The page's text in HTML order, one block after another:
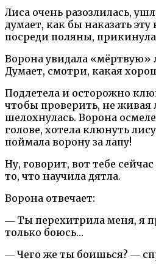
Лиса очень разозлилась,
думает, как бы наказать эту
посреди поляны,
Ворона увидала «мёртвую»
Думает, смотри, какая
Подлетела и осторожно
чтобы проверить, не живая
шелохнулась. Ворона
голове, хотела клюнуть
поймала ворону за лапу!
Ну, говорит, вот тебе
то, что научила дятла.
Ворона отвечает:
― Ты перехитрила меня, я
только боюсь…
― Чего же ты боишься? ―